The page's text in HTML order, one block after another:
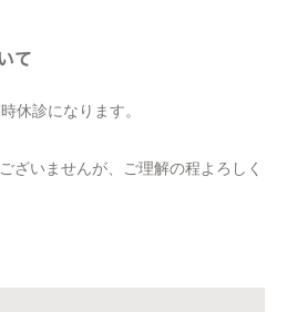
て
休診になります。
ざいませんが、ご理解の程よろしく